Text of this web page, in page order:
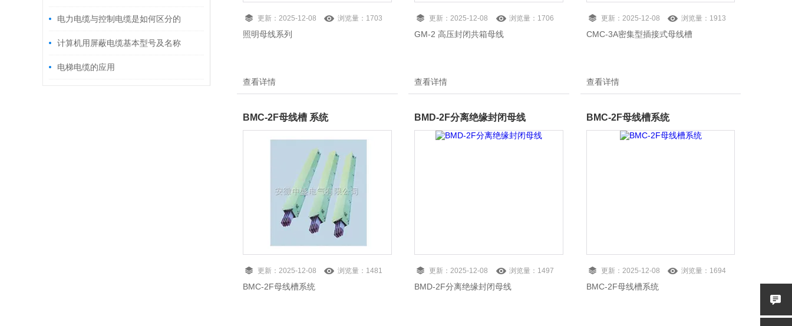
电力电缆与控制电缆是如何区分的
计算机用屏蔽电缆基本型号及名称
电梯电缆的应用
更新： 2025-12-08 浏览量： 1703
照明母线系列
查看详情
更新：2025-12-08 浏览量： 1706
GM-2 高压封闭共箱母线
查看详情
更新： 2025-12-08 浏览量： 1913
CMC-3A密集型插接式母线槽
查看详情
BMC-2F母线槽 系统
更新： 2025-12-08 浏览量： 1481
BMC-2F母线槽系统
BMD-2F分离绝缘封闭母线
更新：2025-12-08 浏览量： 1497
BMD-2F分离绝缘封闭母线
BMC-2F母线槽系统
更新： 2025-12-08 浏览量： 1694
BMC-2F母线槽系统